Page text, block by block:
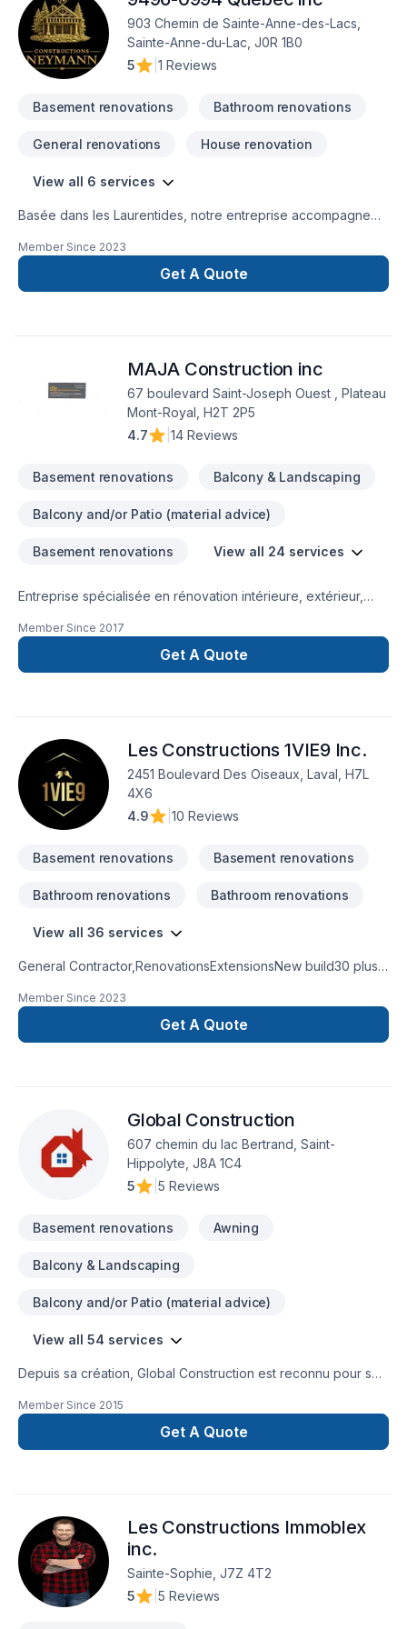
903 Chemin de Sainte-Anne-des-Lacs,
Sainte-Anne-du-Lac, J0R 1B0
5
1 Reviews
Basement renovations Bathroom renovations
General renovations House renovation
View all 6 services
Basée dans les Laurentides, notre entreprise accompagne
résidentielle avec une approche structurée, soignée et
centrée sur la qualité d’exécution.En tant qu’entrepreneur
général, nous assurons la gestion complète du chantier :
souci du détail, afin d’offrir une expérience fluide et sans
surprises.Nous croyons qu’une rénovation réussie repose
autant sur le résultat final que sur la façon dont elle est
réalisée. C’est pourquoi nous mettons l’accent sur la
communication, la propreté du chantier, le respect des lieux
espaces harmonieux, durables et parfaitement adaptés au
votre résidence, optimiser votre aménagement ou
accompagnons avec professionnalisme, rigueur et
finale.
Member Since 2023
Get A Quote
MAJA Construction inc
67 boulevard Saint-Joseph Ouest , Plateau
Mont-Royal, H2T 2P5
4.7
14 Reviews
Basement renovations Balcony & Landscaping
Balcony and/or Patio (material advice)
Basement renovations View all 24 services
Entreprise spécialisée en rénovation intérieure, extérieur,
bain,cuisine,portes et fenêtres,murs porteurs , structure
Member Since 2017
Get A Quote
Les Constructions 1VIE9 Inc.
2451 Boulevard Des Oiseaux, Laval, H7L
4X6
4.9
10 Reviews
Basement renovations Basement renovations
Bathroom renovations Bathroom renovations
View all 36 services
General Contractor,RenovationsExtensionsNew build30 plus
remodeling basement remodel
Member Since 2023
Get A Quote
Global Construction
607 chemin du lac Bertrand, Saint-
Hippolyte, J8A 1C4
5
5 Reviews
Basement renovations Awning
Balcony & Landscaping
Balcony and/or Patio (material advice)
View all 54 services
Depuis sa création, Global Construction est reconnu pour son
sinistre, Armoires, Balcon, Balcon de bois, Carrelage,
Charpentier, Construction, Cuisine, Démolition, Escalier et
rampe, Foyer et poêle, Garage, Gypse, Margelle, Meubles,
Laurentides avec passion et professionnalisme. Nous
croyons en l'importance d'une approche personnalisée,
adaptée à chaque client, pour garantir des résultats au-delà
de vos attentes. Transformons ensemble vos idées en réalité.
Contactez-nous dès maintenant.
Member Since 2015
Get A Quote
Les Constructions Immoblex
inc.
Sainte-Sophie, J7Z 4T2
5
5 Reviews